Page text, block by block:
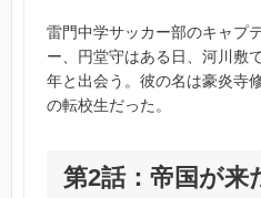
雷門中学サッカー部のキャプ
ー、円堂守はある日、河川敷
年と出会う。彼の名は豪炎寺
の転校生だった。
第2話：帝国が来